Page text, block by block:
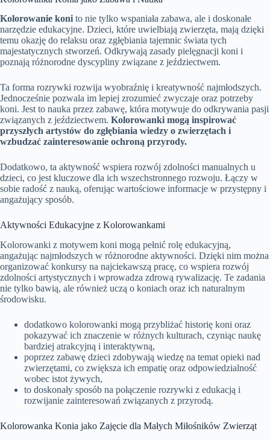
Kolorowanie koni to nie tylko wspaniała zabawa, ale i doskonałe
narzędzie edukacyjne. Dzieci, które uwielbiają zwierzęta, mają dzięki
temu okazję do relaksu oraz zgłębiania tajemnic świata tych
majestatycznych stworzeń. Odkrywają zasady pielęgnacji koni i
poznają różnorodne dyscypliny związane z jeździectwem.
Ta forma rozrywki rozwija wyobraźnię i kreatywność najmłodszych.
Jednocześnie pozwala im lepiej zrozumieć zwyczaje oraz potrzeby
koni. Jest to nauka przez zabawę, która motywuje do odkrywania pasji
związanych z jeździectwem. Kolorowanki mogą inspirować
przyszłych artystów do zgłębiania wiedzy o zwierzętach i
wzbudzać zainteresowanie ochroną przyrody.
Dodatkowo, ta aktywność wspiera rozwój zdolności manualnych u
dzieci, co jest kluczowe dla ich wszechstronnego rozwoju. Łączy w
sobie radość z nauką, oferując wartościowe informacje w przystępny i
angażujący sposób.
Aktywności Edukacyjne z Kolorowankami
Kolorowanki z motywem koni mogą pełnić rolę edukacyjną,
angażując najmłodszych w różnorodne aktywności. Dzięki nim można
organizować konkursy na najciekawszą pracę, co wspiera rozwój
zdolności artystycznych i wprowadza zdrową rywalizację. Te zadania
nie tylko bawią, ale również uczą o koniach oraz ich naturalnym
środowisku.
dodatkowo kolorowanki mogą przybliżać historię koni oraz
pokazywać ich znaczenie w różnych kulturach, czyniąc naukę
bardziej atrakcyjną i interaktywną,
poprzez zabawę dzieci zdobywają wiedzę na temat opieki nad
zwierzętami, co zwiększa ich empatię oraz odpowiedzialność
wobec istot żywych,
to doskonały sposób na połączenie rozrywki z edukacją i
rozwijanie zainteresowań związanych z przyrodą.
Kolorowanka Konia jako Zajęcie dla Małych Miłośników Zwierząt